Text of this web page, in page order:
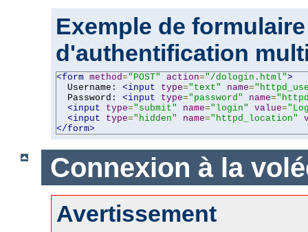
Exemple de formulaire
d'authentification
<form method="POST" action="/dologin.html">
  Username:
<input type="text" name=
  Password:
<input type="password" name=
<input
type="submit" name="login" value=
<input
type="hidden" name="httpd_location"
</form>
Connexion à la
Avertissement